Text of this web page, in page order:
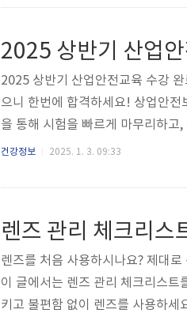
으로는 조절이 어려워 약물 ..
2025 상반기 산업
2025 상반기 산업안전교육 수강
으니 한번에 합격하세요! 상업안전
을 통해 시험을 빠르게 마무리하
래를 통해 산업안전교육 문제 답안
한 답을 빠르게 찾아보세요 📌안..
건강정보 2025. 1. 3. 09:33
렌즈 관리 체크리스
렌즈를 처음 사용하시나요? 제대
이 글에서는 렌즈 관리 체크리스트
키고 불편함 없이 렌즈를 사용하세